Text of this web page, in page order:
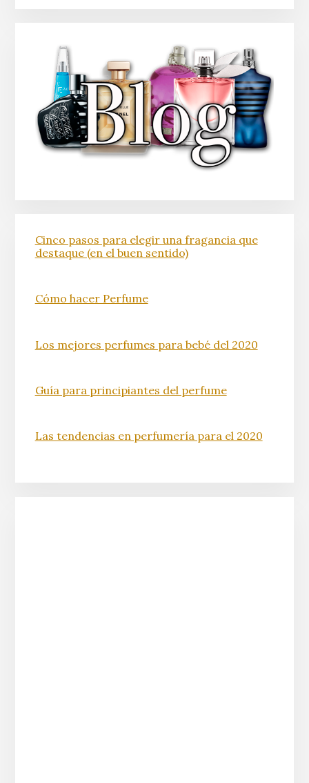
Cinco pasos para elegir una fragancia que
destaque (en el buen sentido)
Cómo hacer Perfume
Los mejores perfumes para bebé del 2020
Guía para principiantes del perfume
Las tendencias en perfumería para el 2020